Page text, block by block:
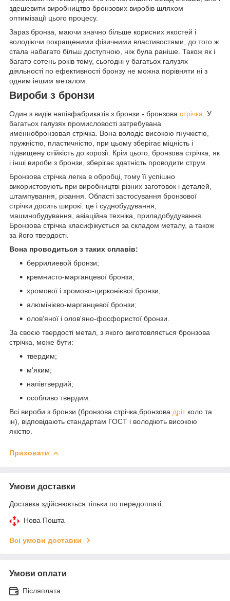
здешевити виробництво бронзових виробів шляхом
оптимізації цього процесу.
Зараз бронза, маючи значно більше корисних якостей і
володіючи покращеними фізичними властивостями, до того ж
стала набагато більш доступною, ніж була раніше. Також як і
багато сотень років тому, сьогодні у багатьох галузях
діяльності по ефективності бронзу не можна порівняти ні з
одним іншим металом.
Вироби з бронзи
Один з видів напівфабрикатів з бронзи - бронзова стрічка . У
багатьох галузях промисловості затребувана
именнобронзовая стрічка. Вона володіє високою гнучкістю,
пружністю, пластичністю, при цьому зберігає міцність і
підвищену стійкість до корозії. Крім цього, бронзова стрічка, як
і інші вироби з бронзи, зберігає здатність проводити струм.
Бронзова стрічка легка в обробці, тому її успішно
використовують при виробництві різних заготовок і деталей,
штампування, різання. Області застосування бронзової
стрічки досить широкі: це і суднобудування,
машинобудування, авіаційна техніка, приладобудування.
Бронзова стрічка класифікується за складом металу, а також
за його твердості.
Вона проводиться з таких сплавів:
беррилиевой бронзи;
кремнисто-марганцевої бронзи;
хромової і хромово-цирконієвої бронзи;
алюмінієво-марганцевої бронзи;
олов'яної і олов'яно-фосфористої бронзи.
За своєю твердості метал, з якого виготовляється бронзова
стрічка, може бути:
твердим;
м'яким;
напівтвердий;
особливо твердим.
Всі вироби з бронзи (бронзова стрічка,бронзова дрітколо та
ін), відповідають стандартам ГОСТ і володіють високою
якістю.
Приховати
Умови доставки
Доставка здійснюється тільки по передоплаті.
Нова Пошта
Всі умови доставки
Умови оплати
Післяплата